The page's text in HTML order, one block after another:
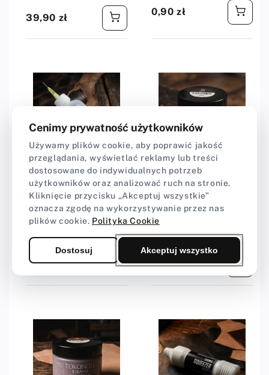
Cena regularna
39,90 zł
Cena regularna
0,90 zł
Dostawca:
Craft-Point
Butelka aplikator z
igłą - 100ml
Cena regularna
11,00 zł
Dostawca:
Craft-Point
Tokonole 120 ml
czarny - black
★★★★★
★★★★★4,99 (238)
Cena regularna
52,90 zł
Cenimy prywatność użytkowników
Używamy plików cookie, aby poprawić jakość
przeglądania, wyświetlać reklamy lub treści
dostosowane do indywidualnych potrzeb
użytkowników oraz analizować ruch na stronie.
Kliknięcie przycisku „Akceptuj wszystkie”
oznacza zgodę na wykorzystywanie przez nas
plików cookie. Polityka Cookie
Dostosuj Akceptuj wszystko